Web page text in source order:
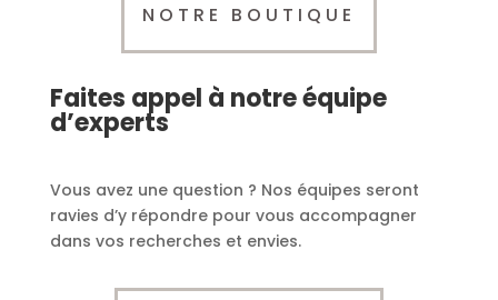
NOTRE BOUTIQUE
Faites appel à notre équipe
d’experts
Vous avez une question ? Nos équipes seront
ravies d’y répondre pour vous accompagner
dans vos recherches et envies.